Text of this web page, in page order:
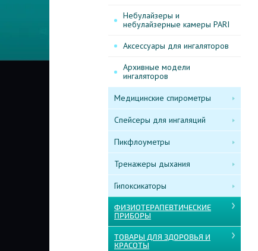
Небулайзеры и
небулайзерные камеры PARI
Аксессуары для ингаляторов
Архивные модели
ингаляторов
Медицинские спирометры
Спейсеры для ингаляций
Пикфлоуметры
Тренажеры дыхания
Гипоксикаторы
ФИЗИОТЕРАПЕВТИЧЕСКИЕ
ПРИБОРЫ
ТОВАРЫ ДЛЯ ЗДОРОВЬЯ И
КРАСОТЫ